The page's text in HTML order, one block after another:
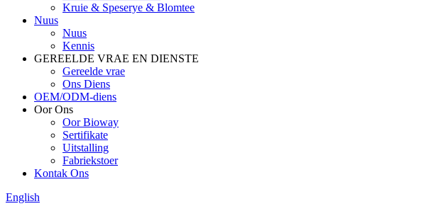
Kruie & Speserye & Blomtee
Nuus
Nuus
Kennis
GEREELDE VRAE EN DIENSTE
Gereelde vrae
Ons Diens
OEM/ODM-diens
Oor Ons
Oor Bioway
Sertifikate
Uitstalling
Fabriekstoer
Kontak Ons
English